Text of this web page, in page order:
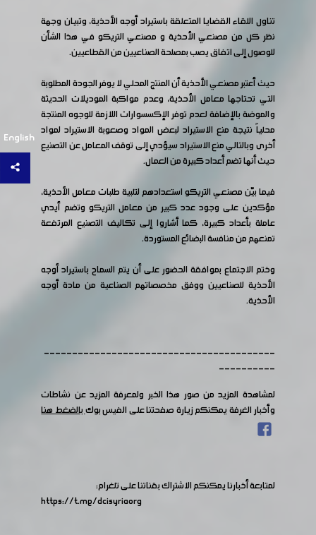
English
تناول اللقاء القضايا المتعلقة باستيراد أوجه الأحذية، وتبيان وجهة
نظر كل من مصنعي الأحذية و مصنعي التريكو في هذا الشأن
للوصول إلى اتفاق يصب بمصلحة الصناعيين من القطاعيين.
حيث أعتبر مصنعي الأحذية أن المنتج المحلي لا يوفر الجودة المطلوبة
التي تحتاجها معامل الأحذية، وعدم مواكبة الموديلات الحديثة
والموضة بالإضافة لعدم توفر الإكسسوارات اللازمة للوجوه المنتجة
محلياً نتيجة منع الاستيراد لبعض المواد وصعوبة الاستيراد لمواد
أخرى وبالتالي منع الاستيراد سيؤدي إلى توقف المعامل عن التصنيع
حيث أنها تضم أعداد كبيرة من العمال.
فيما بيّن مصنعي التريكو استعدادهم لتلبية طلبات معامل الأحذية،
مؤكدين على وجود عدد كبير من معامل التريكو وتضم أيدي
عاملة بأعداد كبيرة، كما أشاروا إلى تكاليف التصنيع المرتفعة
تمنعهم من منافسة البضائع المستوردة.
وختم الاجتماع بموافقة الحضور على أن يتم السماح باستيراد أوجه
الأحذية للصناعيين ووفق مخصصاتهم الصناعية من مادة أوجه
الأحذية.
-----------------------------------------
----------
لمشاهدة المزيد من صور هذا الخبر ولمعرفة المزيد عن نشاطات
وأخبار الغرفة يمكنكم زيارة صفحتنا على الفيس بوكبالضغط هنا
لمتابعة أخبارنا يمكنكم الاشتراك بقناتنا على تلغرام:
https://t.me/dcisyriaorg